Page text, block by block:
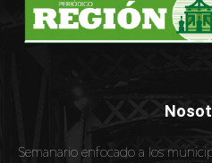
Semanario enfocado a los